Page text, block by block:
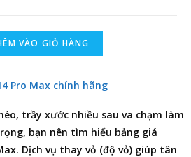
VÀO GIỎ HÀNG
Pro Max chính hãng
trầy xước nhiều sau va chạm làm
bạn nên tìm hiểu bảng giá
. Dịch vụ thay vỏ (độ vỏ) giúp tân